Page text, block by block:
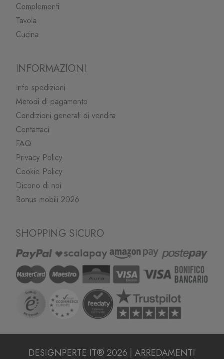
Complementi
Tavola
Cucina
INFORMAZIONI
Info spedizioni
Metodi di pagamento
Condizioni generali di vendita
Contattaci
FAQ
Privacy Policy
Cookie Policy
Dicono di noi
Bonus mobili 2026
SHOPPING SICURO
DESIGNPERTE.IT® 2026 | ARREDAMENTI